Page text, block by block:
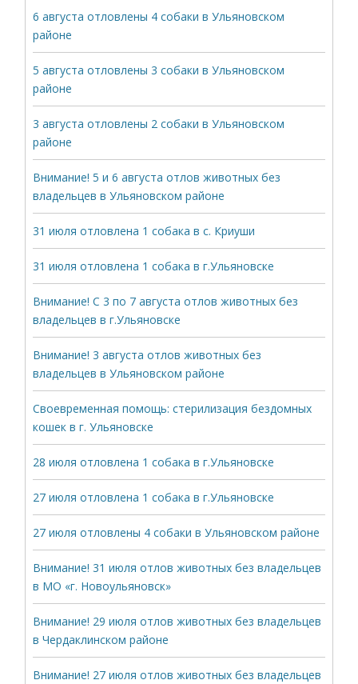
6 августа отловлены 4 собаки в Ульяновском
районе
5 августа отловлены 3 собаки в Ульяновском
районе
3 августа отловлены 2 собаки в Ульяновском
районе
Внимание! 5 и 6 августа отлов животных без
владельцев в Ульяновском районе
31 июля отловлена 1 собака в с. Криуши
31 июля отловлена 1 собака в г.Ульяновске
Внимание! С 3 по 7 августа отлов животных без
владельцев в г.Ульяновске
Внимание! 3 августа отлов животных без
владельцев в Ульяновском районе
Своевременная помощь: стерилизация бездомных
кошек в г. Ульяновске
28 июля отловлена 1 собака в г.Ульяновске
27 июля отловлена 1 собака в г.Ульяновске
27 июля отловлены 4 собаки в Ульяновском районе
Внимание! 31 июля отлов животных без владельцев
в МО «г. Новоульяновск»
Внимание! 29 июля отлов животных без владельцев
в Чердаклинском районе
Внимание! 27 июля отлов животных без владельцев